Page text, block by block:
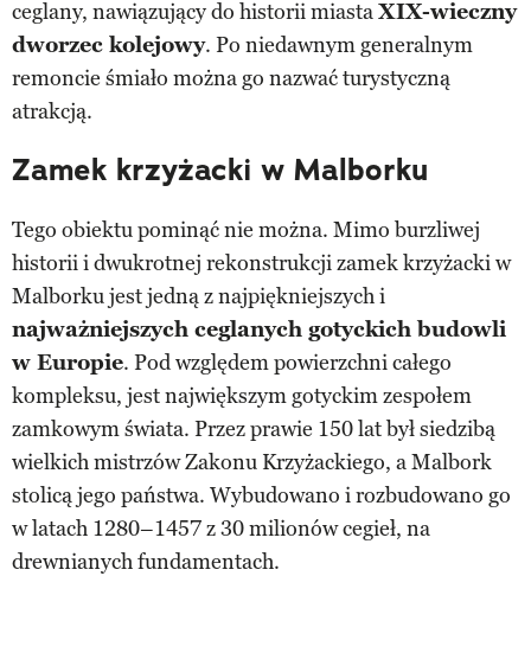
ceglany, nawiązujący do historii miastaXIX-wieczny
dworzec kolejowy. Po niedawnym generalnym
remoncie śmiało można go nazwać turystyczną
atrakcją.
Zamek krzyżacki w Malborku
Tego obiektu pominąć nie można. Mimo burzliwej
historii i dwukrotnej rekonstrukcji zamek krzyżacki w
Malborku jest jedną z najpiękniejszych i
najważniejszych ceglanych gotyckich budowli
w Europie. Pod względem powierzchni całego
kompleksu, jest największym gotyckim zespołem
zamkowym świata. Przez prawie 150 lat był siedzibą
wielkich mistrzów Zakonu Krzyżackiego, a Malbork
stolicą jego państwa. Wybudowano i rozbudowano go
w latach 1280–1457 z 30 milionów cegieł, na
drewnianych fundamentach.